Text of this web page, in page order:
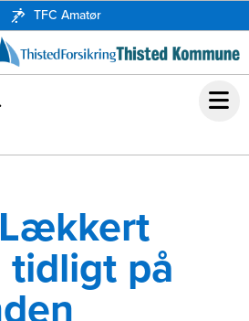
TFC Amatør
på